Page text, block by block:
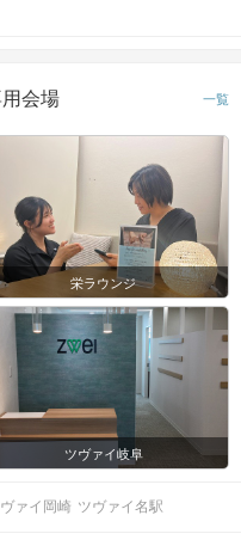
会場 一覧
栄ラウンジ
ツヴァイ岐阜
ァイ岡崎 ツヴァイ名駅